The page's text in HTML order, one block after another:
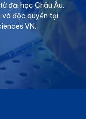
đại học Châu Âu.
và độc quyền tại
VN.